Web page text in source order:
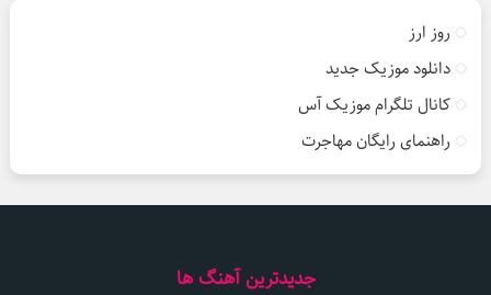
روز ارز
دانلود موزیک جدید
کانال تلگرام موزیک آس
راهنمای رایگان مهاجرت
جدیدترین آهنگ ها